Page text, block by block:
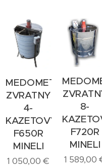
MEDOMET
ZVRATNY
4-
KAZETOVÝ
F650R
MINELI
1 050,00 €
8-
F720R
MINELI
1 589,00